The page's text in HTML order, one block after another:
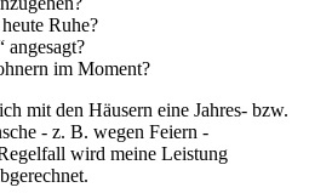
Ruhe?
angesagt?
im Moment?
mit den Häusern eine Jahres- bzw.
- z. B. wegen Feiern -
wird meine Leistung